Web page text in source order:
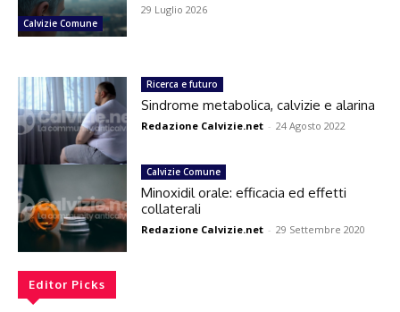
Calvizie Comune
29 Luglio 2026
Ricerca e futuro
Sindrome metabolica, calvizie e alarina
Redazione Calvizie.net - 24 Agosto 2022
Calvizie Comune
Minoxidil orale: efficacia ed effetti
collaterali
Redazione Calvizie.net - 29 Settembre 2020
Editor Picks